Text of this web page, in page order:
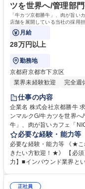
ツを世界へ/管理部
「牛カツ京都勝牛」、肉が旨
店舗を展開している当社の採用
連絡など事務的な業務から担当
月給
28万円以上
勤務地
京都府京都市下京区
業界未経験歓迎
完全週
仕事の内容
企業名 株式会社京都勝牛 求人名 【京都/人事(採用担当)】プライム上場サ
ンマルクG/牛カツを世界へ/管理部門強化 仕
牛」、肉が旨いカフェ「
舗を展開している当社の採
ジェントとの連絡など事務的な
卒・中途・アルバイト、海
れも外国籍の方を含む）、
に付けることができる仕事です。 募集職種 【京都/人事(採
必要な経験・能力等
必要な経験・能力等 《★
きたい方歓迎！★》 【必須
力】■インバウンド業界とい
正社員